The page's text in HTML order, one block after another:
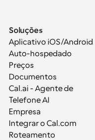
Soluções
Aplicativo iOS/Android
Auto-hospedado
Preços
Documentos
Cal.ai - Agente de
Telefone AI
Empresa
Integrar o Cal.com
Roteamento